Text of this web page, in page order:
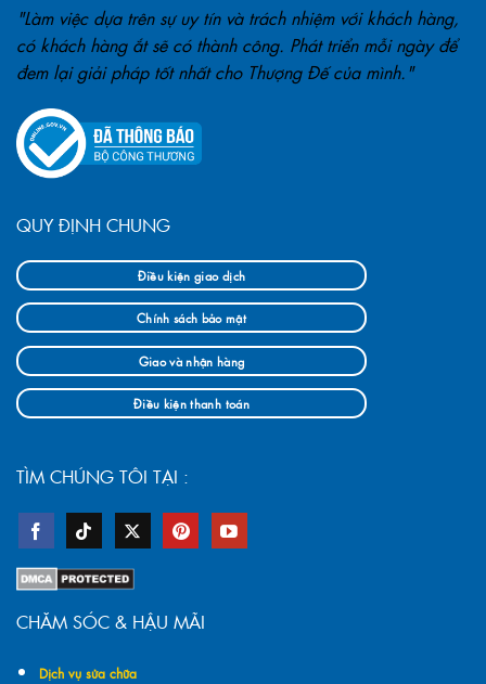
"Làm việc dựa trên sự uy tín và trách nhiệm với khách hàng,
có khách hàng ắt sẽ có thành công. Phát triển mỗi ngày để
đem lại giải pháp tốt nhất cho Thượng Đế của mình."
QUY ĐỊNH CHUNG
Điều kiện giao dịch
Chính sách bảo mật
Giao và nhận hàng
Điều kiện thanh toán
TÌM CHÚNG TÔI TẠI :
CHĂM SÓC & HẬU MÃI
Dịch vụ sửa chữa